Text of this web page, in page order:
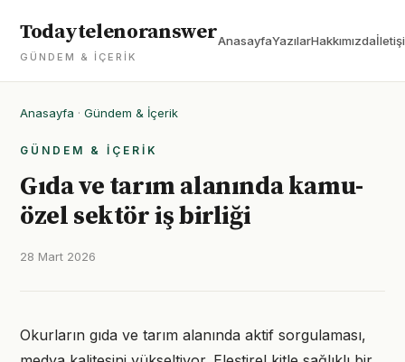
Todaytelenoranswer
GÜNDEM & İÇERIK
AnasayfaYazılarHakkımızda
Anasayfa · Gündem & İçerik
GÜNDEM & İÇERIK
Gıda ve tarım alanında kamu-
özel sektör iş birliği
28 Mart 2026
Okurların gıda ve tarım alanında aktif sorgulaması,